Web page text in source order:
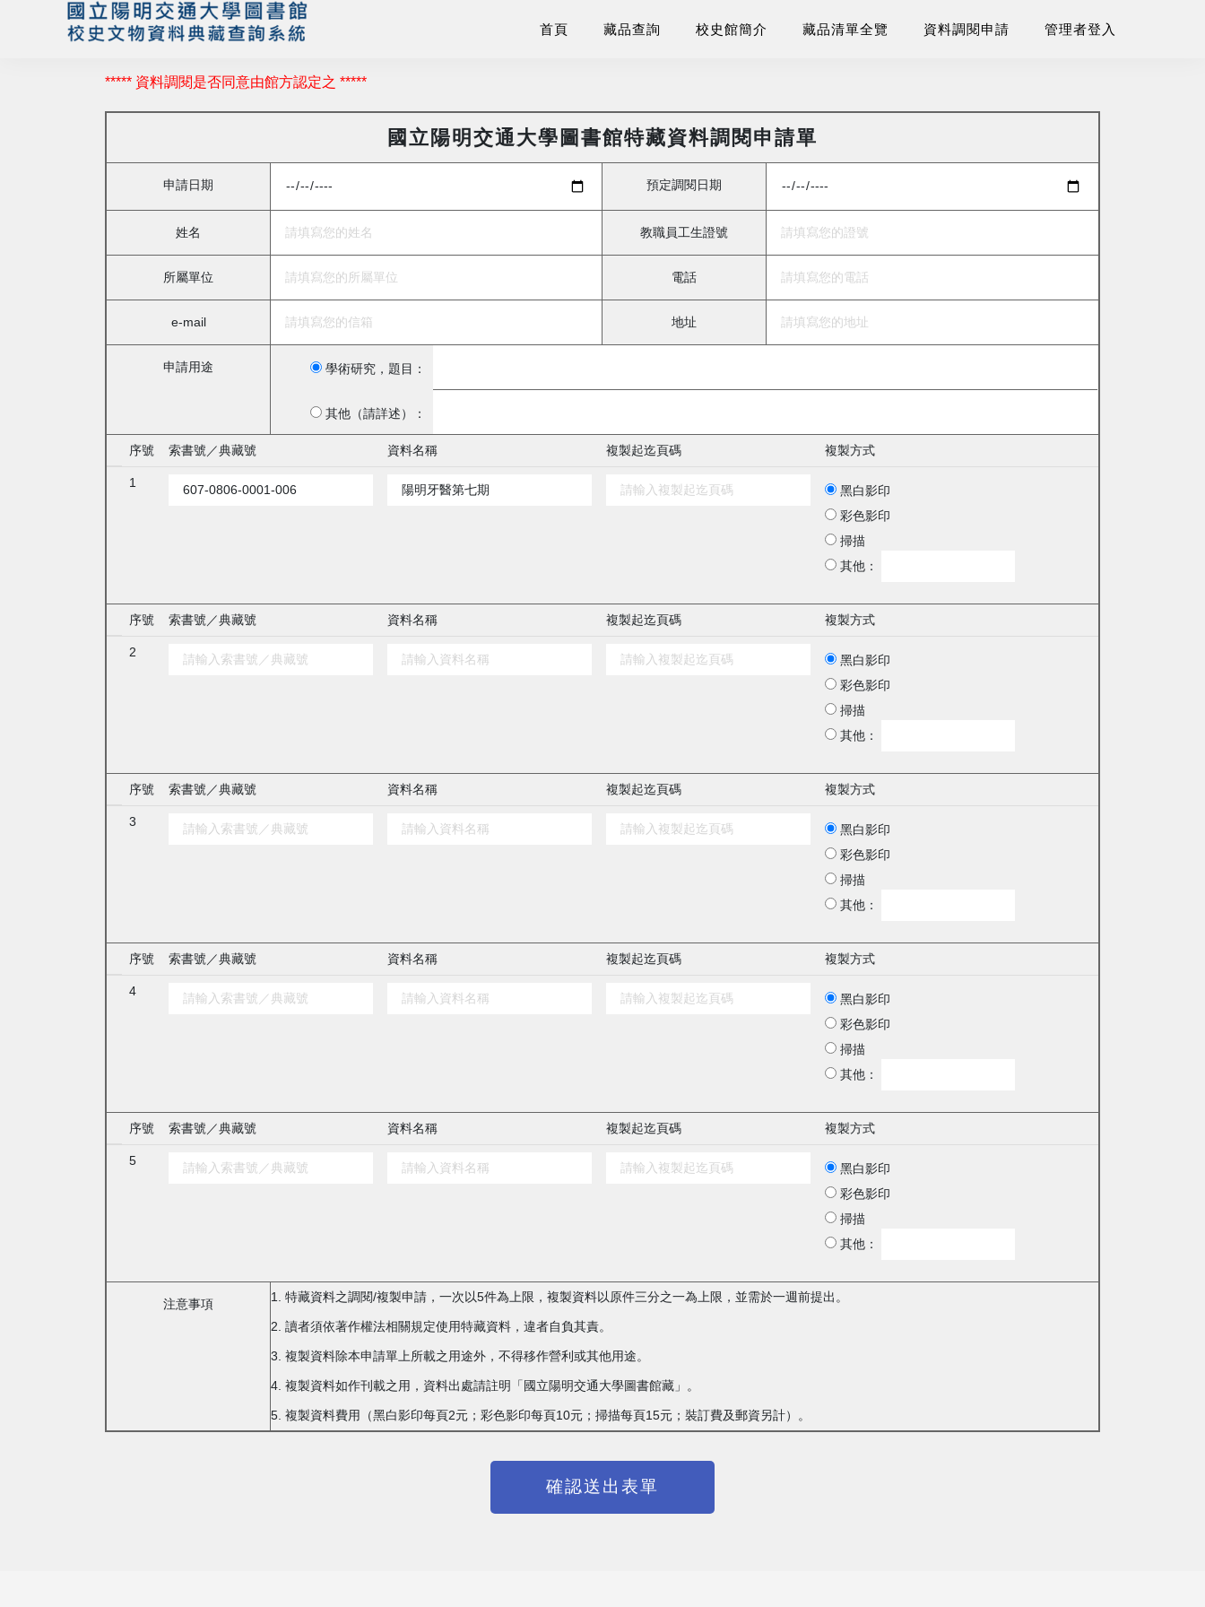
首頁 藏品查詢 校史館簡介 藏品清單全覽 資料調閱申請 管理者登入
***** 資料調閱是否同意由館方認定之 *****
國立陽明交通大學圖書館特藏資料調閱申請單
申請日期 預定調閱日期
姓名 教職員工生證號
所屬單位 電話
e-mail 地址
申請用途 學術研究，題目：
其他（請詳述）：
序號 索書號／典藏號 資料名稱 複製起迄頁碼 複製方式
1
黑白影印
彩色影印
掃描
其他：
序號 索書號／典藏號 資料名稱 複製起迄頁碼 複製方式
2
黑白影印
彩色影印
掃描
其他：
序號 索書號／典藏號 資料名稱 複製起迄頁碼 複製方式
3
黑白影印
彩色影印
掃描
其他：
序號 索書號／典藏號 資料名稱 複製起迄頁碼 複製方式
4
黑白影印
彩色影印
掃描
其他：
序號 索書號／典藏號 資料名稱 複製起迄頁碼 複製方式
5
黑白影印
彩色影印
掃描
其他：
注意事項
1. 特藏資料之調閱/複製申請，一次以5件為上限，複製資料以原件三分之一為上限，並需於一週前提出。
2. 讀者須依著作權法相關規定使用特藏資料，違者自負其責。
3. 複製資料除本申請單上所載之用途外，不得移作營利或其他用途。
4. 複製資料如作刊載之用，資料出處請註明「國立陽明交通大學圖書館藏」。
5. 複製資料費用（黑白影印每頁2元；彩色影印每頁10元；掃描每頁15元；裝訂費及郵資另計）。